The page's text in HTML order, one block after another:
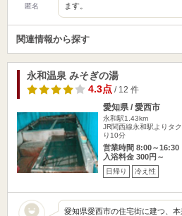
匿名
ます。
関連情報から探す
永和温泉 みそぎの湯
4.3点/ 12 件
愛知県 / 愛西市
永和駅1.43km
JR関西線永和駅よりタ
り10分
営業時間 8:00～16:30
入浴料金 300円～
日帰り 冷え性
愛知県愛西市の住宅街に建つ、